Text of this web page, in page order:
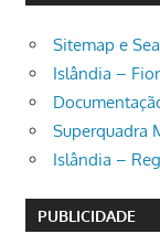
Sitemap e
Islândia –
Superquadra
Islândia –
PUBLICIDADE